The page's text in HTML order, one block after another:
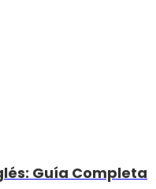
Guía Completa